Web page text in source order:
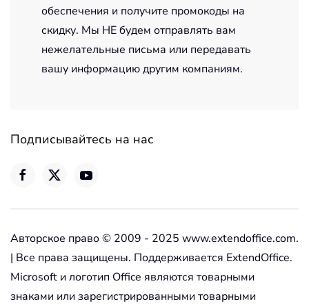
обеспечения и получите промокоды на
скидку. Мы НЕ будем отправлять вам
нежелательные письма или передавать
вашу информацию другим компаниям.
Подписывайтесь на нас
Авторское право © 2009 - 2025 www.extendoffice.com.
| Все права защищены. Поддерживается ExtendOffice.
Microsoft и логотип Office являются товарными
знаками или зарегистрированными товарными